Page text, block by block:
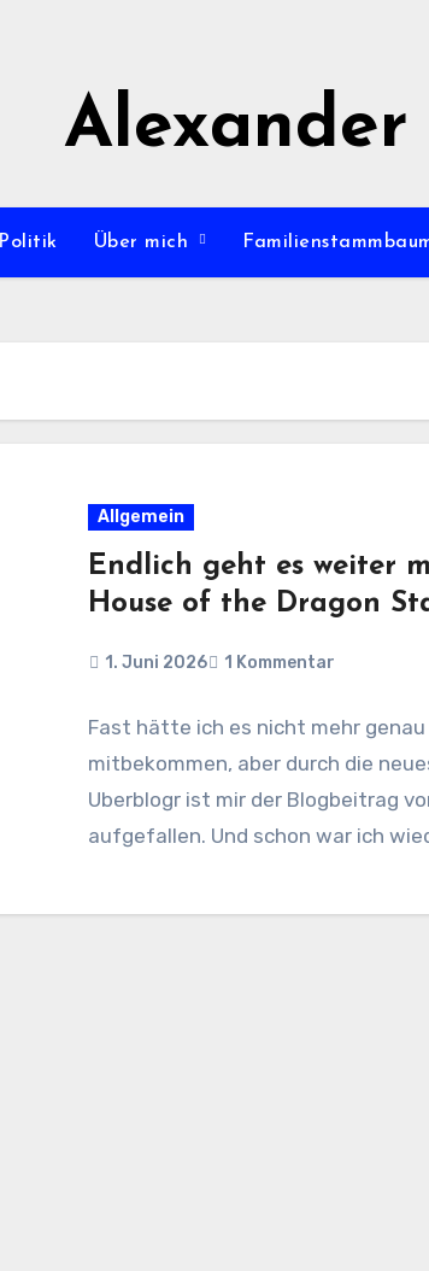
Alexander
Politik Über mich
Allgemein
Endlich geht es weiter
House of the Dragon
1. Juni 2026 1 Kommentar
Fast hätte ich es nicht mehr
mitbekommen, aber durch die
Uberblogr ist mir der Blogbeitrag
aufgefallen. Und schon war ich